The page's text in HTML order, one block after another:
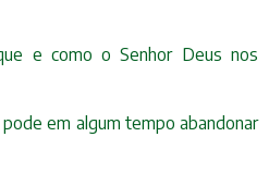
e como o Senhor Deus nos
pode em algum tempo abandonar